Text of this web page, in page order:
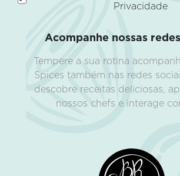
Privacidade
Acompanhe nossas
Tempere a sua rotina
Spices também nas redes
descobre receitas deliciosas,
nossos chefs e interage